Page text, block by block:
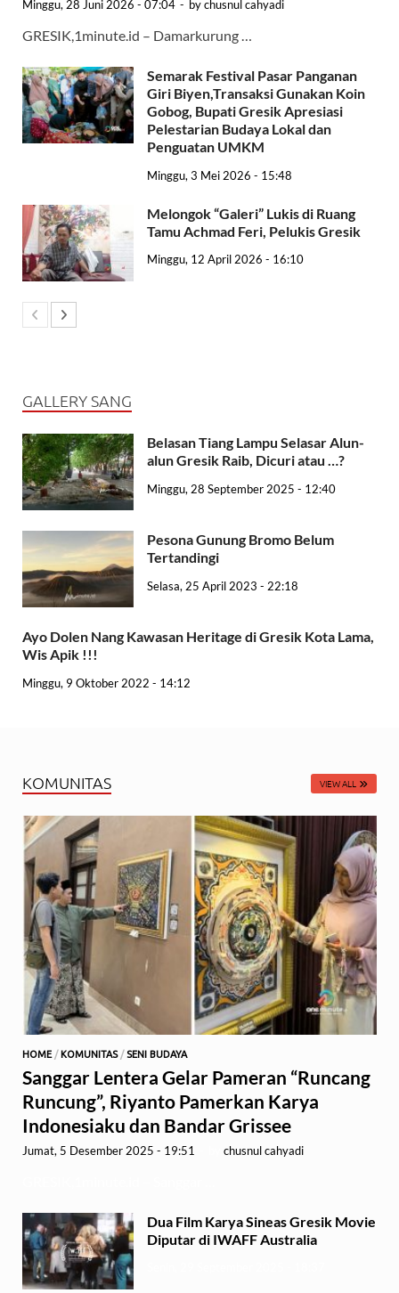
Minggu, 28 Juni 2026 - 07:04 - bychusnul cahyadi
GRESIK,1minute.id – Damarkurung …
Semarak Festival Pasar Panganan
Giri Biyen,Transaksi Gunakan Koin
Gobog, Bupati Gresik Apresiasi
Pelestarian Budaya Lokal dan
Penguatan UMKM
Minggu, 3 Mei 2026 - 15:48
Melongok “Galeri” Lukis di Ruang
Tamu Achmad Feri, Pelukis Gresik
Minggu, 12 April 2026 - 16:10
GALLERY SANG
Belasan Tiang Lampu Selasar Alun-
alun Gresik Raib, Dicuri atau …?
Minggu, 28 September 2025 - 12:40
Pesona Gunung Bromo Belum
Tertandingi
Selasa, 25 April 2023 - 22:18
Ayo Dolen Nang Kawasan Heritage di Gresik Kota Lama,
Wis Apik !!!
Minggu, 9 Oktober 2022 - 14:12
KOMUNITAS VIEW ALL
HOME / KOMUNITAS/ SENI BUDAYA
Sanggar Lentera Gelar Pameran “Runcang
Runcung”, Riyanto Pamerkan Karya
Indonesiaku dan Bandar Grissee
Jumat, 5 Desember 2025 - 19:51 chusnul cahyadi
Dua Film Karya Sineas Gresik Movie
Diputar di IWAFF Australia